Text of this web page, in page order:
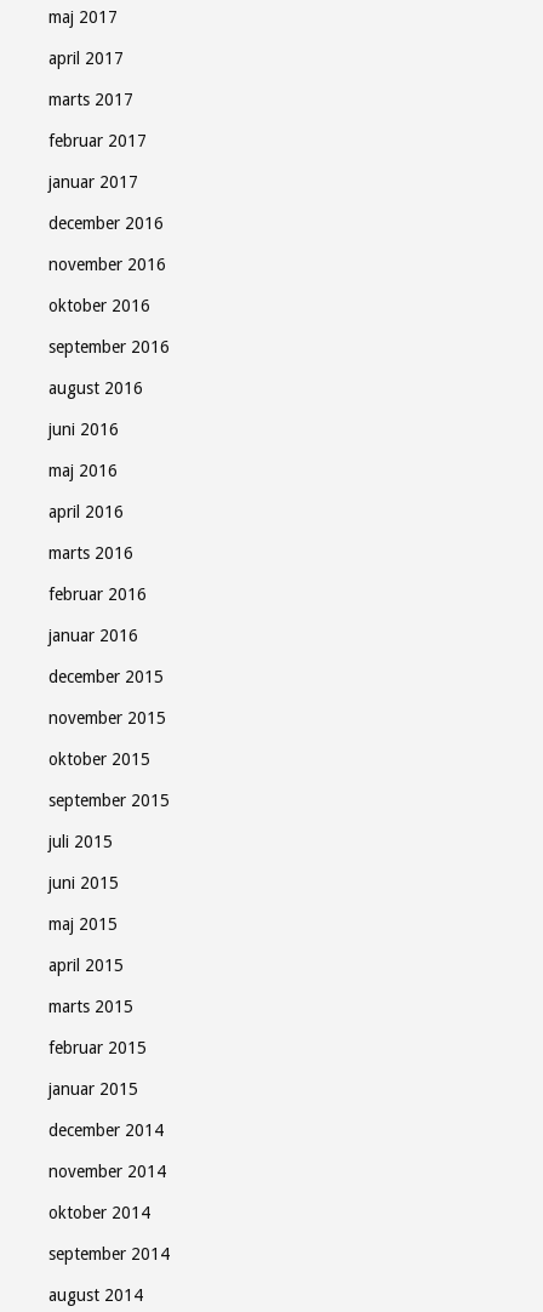
maj 2017
april 2017
marts 2017
februar 2017
januar 2017
december 2016
november 2016
oktober 2016
september 2016
august 2016
juni 2016
maj 2016
april 2016
marts 2016
februar 2016
januar 2016
december 2015
november 2015
oktober 2015
september 2015
juli 2015
juni 2015
maj 2015
april 2015
marts 2015
februar 2015
januar 2015
december 2014
november 2014
oktober 2014
september 2014
august 2014